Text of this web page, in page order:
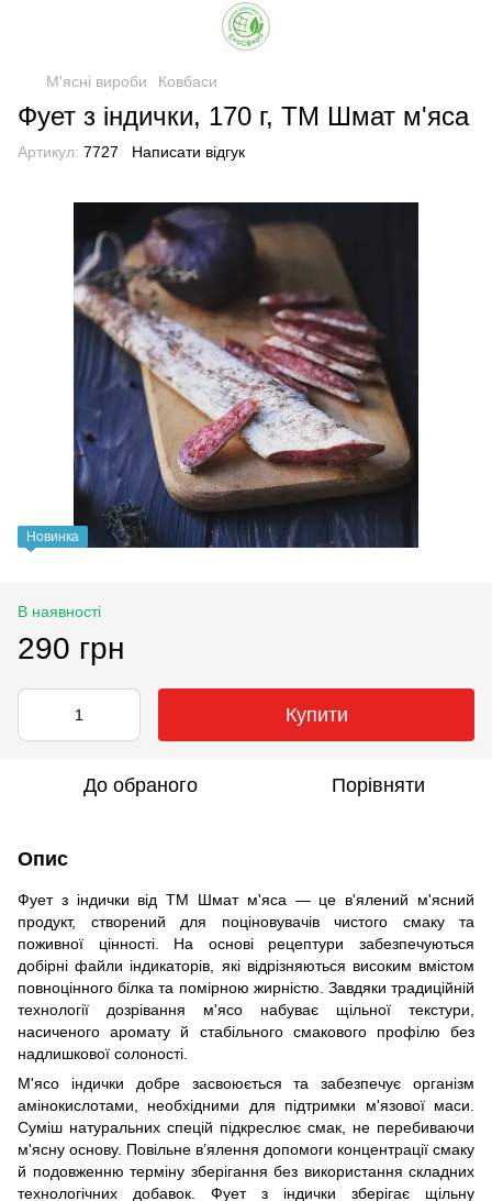
М'ясні вироби Ковбаси
Фует з індички, 170 г, ТМ Шмат м'яса
Артикул: 7727 Написати відгук
Новинка
В наявності
290 грн
Купити
До обраного Порівняти
Опис
Фует з індички від ТМ Шмат м'яса — це в'ялений м'ясний
продукт, створений для поціновувачів чистого смаку та
поживної цінності. На основі рецептури забезпечуються
добірні файли індикаторів, які відрізняються високим вмістом
повноцінного білка та помірною жирністю. Завдяки традиційній
технології дозрівання м'ясо набуває щільної текстури,
насиченого аромату й стабільного смакового профілю без
надлишкової солоності.
М'ясо індички добре засвоюється та забезпечує організм
амінокислотами, необхідними для підтримки м'язової маси.
Суміш натуральних спецій підкреслює смак, не перебиваючи
м'ясну основу. Повільне в’ялення допомоги концентрації смаку
й подовженню терміну зберігання без використання складних
технологічних добавок. Фует з індички зберігає щільну